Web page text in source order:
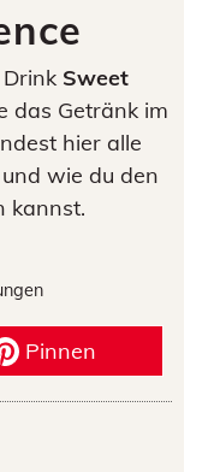
Sweet
das Getränk im
hier alle
wie du den
kannst.
Pinnen